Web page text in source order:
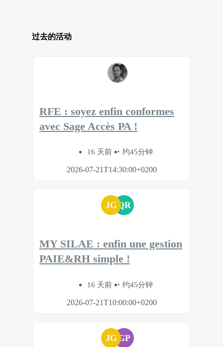
过去的活动
RFE : soyez enfin conformes
avec Sage Accès PA !
16 天前 约45分钟
2026-07-21T14:30:00+0200
JG QR
MY SILAE : enfin une gestion
PAIE&RH simple !
16 天前 约45分钟
2026-07-21T10:00:00+0200
JG GP